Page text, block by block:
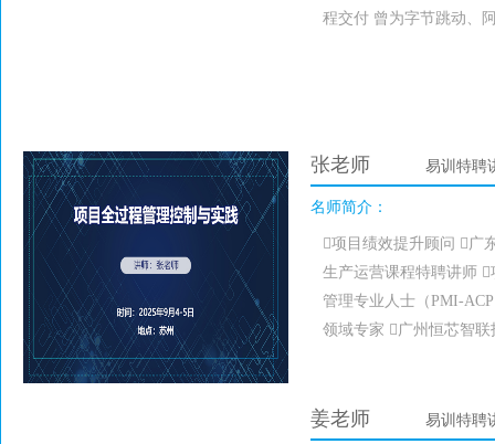
程交付 曾为字节跳动、
张老师 易训特聘
名师简介：
项目绩效提升顾问 广
生产运营课程特聘讲师
管理专业人士（PMI-
领域专家 广州恒芯智
姜老师 易训特聘